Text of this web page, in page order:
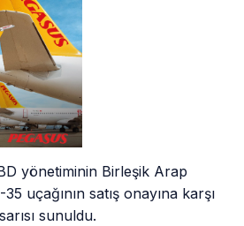
yönetiminin Birleşik Arap
uçağının satış onayına karşı
sunuldu.